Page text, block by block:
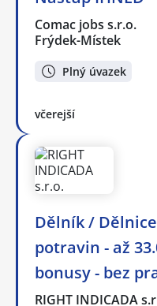
Comac jobs s.r.o.
Frýdek-Místek
Plný úvazek
včerejší
Dělník /
potravin - až
bonusy - bez
RIGHT INDICADA